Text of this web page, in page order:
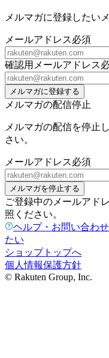
メルマガに登録したい
メールアドレス必須
確認用メールアドレス
メルマガに登録する
メルマガの配信停止
メルマガの配信を停止
さい。
メールアドレス必須
メルマガを停止する
ご登録中のメールアド
照ください。
ヘルプ・お問い合わ
たい
ショップトップへ
個人情報保護方針
© Rakuten Group, Inc.